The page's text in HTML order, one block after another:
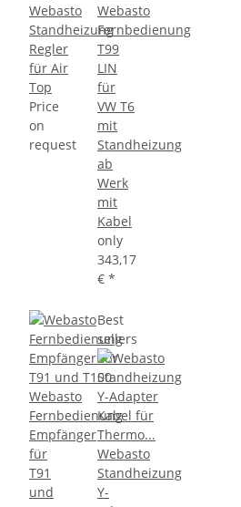
Webasto
Standheizung
Regler
für Air
Top
Price
on
request
Webasto
Fernbedienung
T99
LIN
für
VW T6
mit
Standheizung
ab
Werk
mit
Kabel
only
343,17
€ *
Webasto
Fernbedienung
Empfänger
für
T91
und
Best
sellers
Webasto
Standheizung
Y-